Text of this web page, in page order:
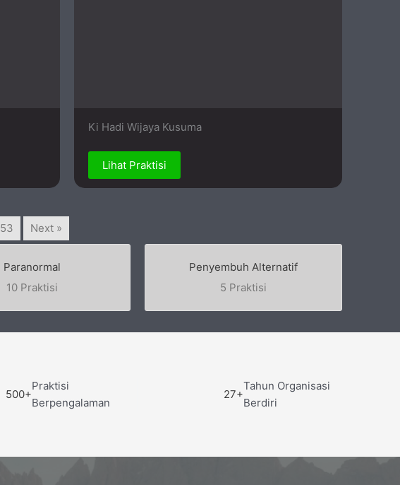
Ki Hadi Wijaya Kusuma
Lihat Praktisi
53 Next »
Paranormal
10 Praktisi
Penyembuh Alternatif
5 Praktisi
500+
Praktisi
Berpengalaman
27+
Tahun Organisasi
Berdiri